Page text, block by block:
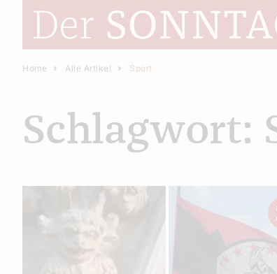
Home Alle Artikel Sport
Schlagwort: